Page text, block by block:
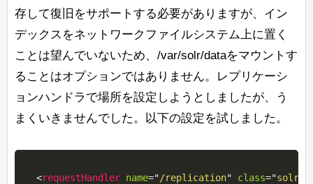
存して復旧をサポートする必要がありますが、イン
デックスをネットワークファイルシステム上に置く
ことは望んでいないため、/var/solr/dataをマウントす
ることはオプションではありません。レプリケーシ
ョンハンドラで場所を設定しようとしましたが、う
まくいきませんでした。以下の設定を試しました。
<requestHandler name="/replication" class="